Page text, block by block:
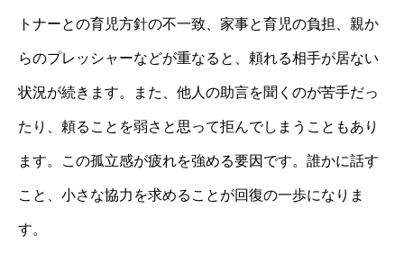
トナーとの育児方針の不一致、家事と育児の負担、親か
らのプレッシャーなどが重なると、頼れる相手が居ない
状況が続きます。また、他人の助言を聞くのが苦手だっ
たり、頼ることを弱さと思って拒んでしまうこともあり
ます。この孤立感が疲れを強める要因です。誰かに話す
こと、小さな協力を求めることが回復の一歩になりま
す。